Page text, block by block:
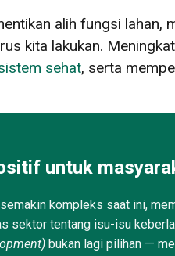
alih fungsi lahan,
kita lakukan.
sehat, serta
untuk
kompleks saat ini,
sektor tentang isu-isu
bukan lagi pilihan —